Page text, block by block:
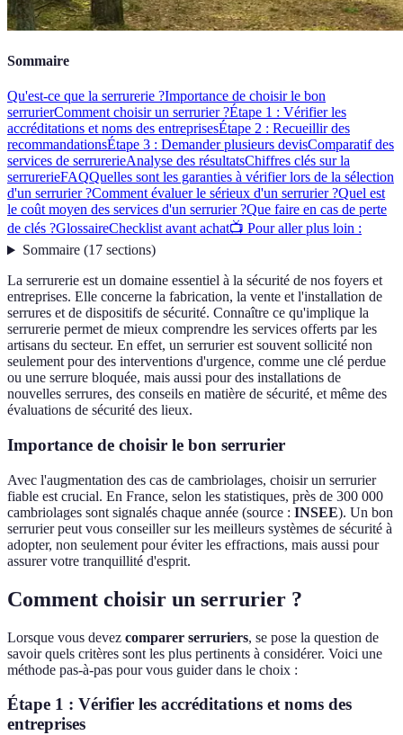
Sommaire
Qu'est-ce que la serrurerie ?Importance de choisir le bon
serrurierComment choisir un serrurier ?Étape 1 : Vérifier les
accréditations et noms des entreprisesÉtape 2 : Recueillir des
recommandationsÉtape 3 : Demander plusieurs devisComparatif des
services de serrurerieAnalyse des résultatsChiffres clés sur la
serrurerieFAQQuelles sont les garanties à vérifier lors de la sélection
d'un serrurier ?Comment évaluer le sérieux d'un serrurier ?Quel est
le coût moyen des services d'un serrurier ?Que faire en cas de perte
de clés ?GlossaireChecklist avant achat📺 Pour aller plus loin :
Sommaire(17 sections)
La serrurerie est un domaine essentiel à la sécurité de nos foyers et
entreprises. Elle concerne la fabrication, la vente et l'installation de
serrures et de dispositifs de sécurité. Connaître ce qu'implique la
serrurerie permet de mieux comprendre les services offerts par les
artisans du secteur. En effet, un serrurier est souvent sollicité non
seulement pour des interventions d'urgence, comme une clé perdue
ou une serrure bloquée, mais aussi pour des installations de
nouvelles serrures, des conseils en matière de sécurité, et même des
évaluations de sécurité des lieux.
Importance de choisir le bon serrurier
Avec l'augmentation des cas de cambriolages, choisir un serrurier
fiable est crucial. En France, selon les statistiques, près de 300 000
cambriolages sont signalés chaque année (source : INSEE). Un bon
serrurier peut vous conseiller sur les meilleurs systèmes de sécurité à
adopter, non seulement pour éviter les effractions, mais aussi pour
assurer votre tranquillité d'esprit.
Comment choisir un serrurier ?
Lorsque vous devez comparer serruriers, se pose la question de
savoir quels critères sont les plus pertinents à considérer. Voici une
méthode pas-à-pas pour vous guider dans le choix :
Étape 1 : Vérifier les accréditations et noms des
entreprises